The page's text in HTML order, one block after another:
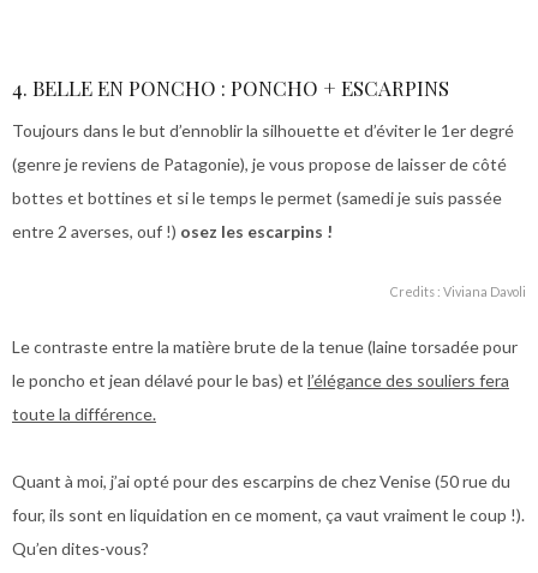
4. BELLE EN PONCHO : PONCHO + ESCARPINS
Toujours dans le but d’ennoblir la silhouette et d’éviter le 1er degré
(genre je reviens de Patagonie), je vous propose de laisser de côté
bottes et bottines et si le temps le permet (samedi je suis passée
entre 2 averses, ouf !) osez les escarpins !
Credits : Viviana Davoli
Le contraste entre la matière brute de la tenue (laine torsadée pour
le poncho et jean délavé pour le bas) et l’élégance des souliers fera
toute la différence.
Quant à moi, j’ai opté pour des escarpins de chez Venise (50 rue du
four, ils sont en liquidation en ce moment, ça vaut vraiment le coup !).
Qu’en dites-vous?